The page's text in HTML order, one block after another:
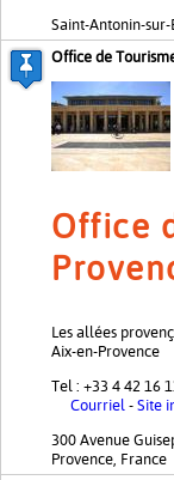
Saint-Antonin-
Office de
Office
Les allées
Aix-en-Provence
Tel : +33 4 42 16
Courriel -Site
300 Avenue
Provence, France